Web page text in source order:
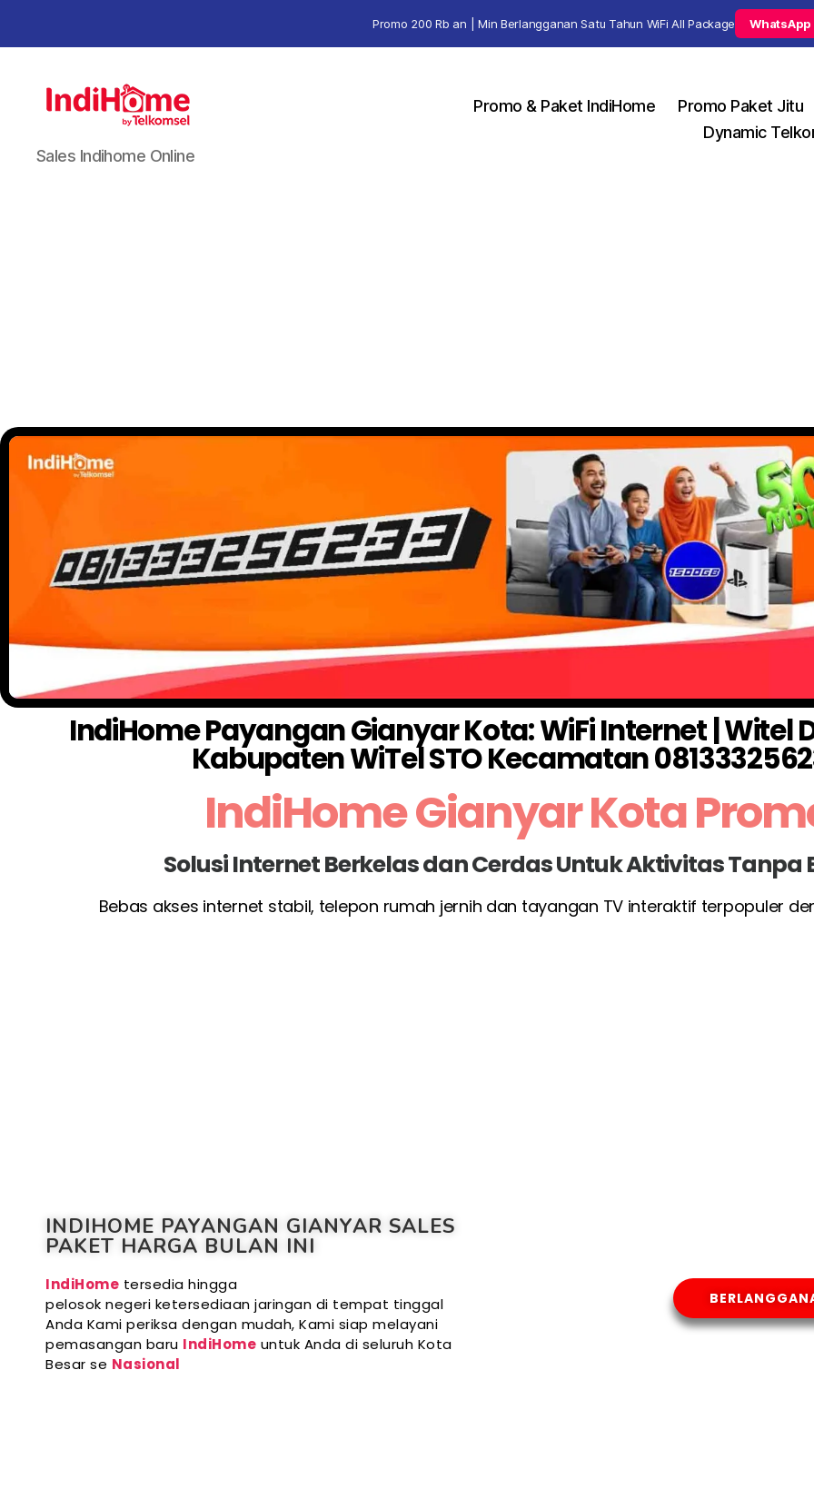
Sales Indihome Online
Promo & Paket IndiHome
Promo Paket Jitu
Dynamic
IndiHome Payangan Gianyar Kota: WiFi Internet | Witel
Kabupaten WiTel STO Kecamatan
IndiHome Gianyar Kota
Solusi Internet Berkelas dan Cerdas Untuk Aktivitas Tanpa
Bebas akses internet stabil, telepon rumah jernih dan tayangan TV interaktif terpopuler
INDIHOME PAYANGAN GIANYAR SALES
PAKET HARGA BULAN INI
IndiHome tersedia hingga
pelosok negeri ketersediaan jaringan di tempat tinggal
Anda Kami periksa dengan mudah, Kami siap melayani
pemasangan baru IndiHome untuk Anda di seluruh Kota
Besar se Nasional
Promo 200 Rb an | Min Berlangganan Satu Tahun WiFi All Package WhatsApp